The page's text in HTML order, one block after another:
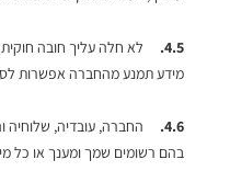
4.5.
לא חלה עליך חובה
מידע תמנע מהחברה אפשרות
4.6.
החברה, עובדיה, שלוחיה
בהם רשומים שמך ומענך או כל